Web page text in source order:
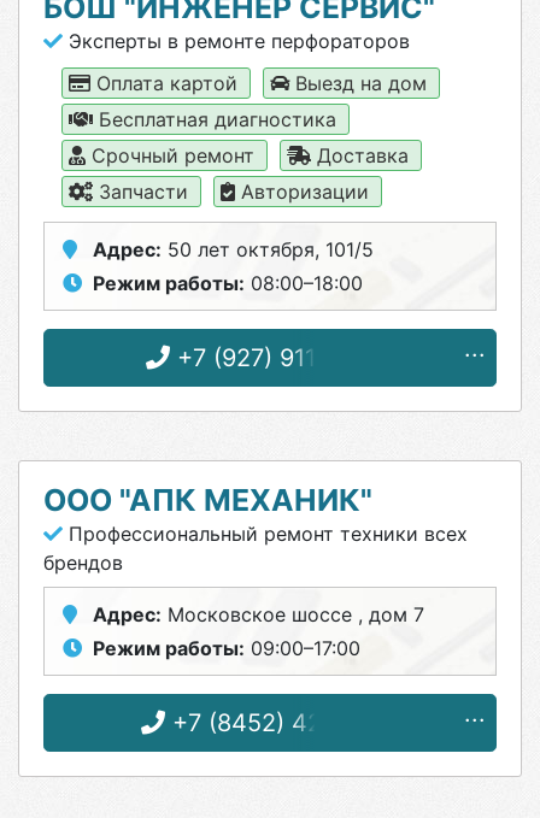
БОШ "ИНЖЕНЕР СЕРВИС"
Эксперты в ремонте перфораторов
Оплата картой
Выезд на дом
Бесплатная диагностика
Срочный ремонт
Доставка
Запчасти
Авторизации
Адрес: 50 лет октября, 101/5
Режим работы: 08:00–18:00
+7 (927) 911-88-22
ООО "АПК МЕХАНИК"
Профессиональный ремонт техники всех
брендов
Адрес: Московское шоссе , дом 7
Режим работы: 09:00–17:00
+7 (8452) 42-75-62